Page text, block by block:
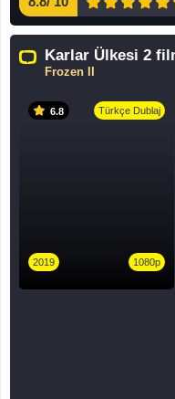
Karlar Ülkesi 2
Frozen II
6.8 Türkçe Dublaj
2019 1080p